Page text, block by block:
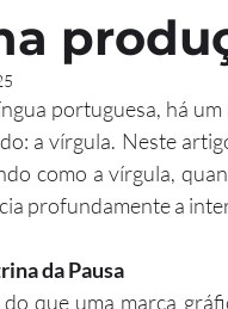
portuguesa, há
a vírgula. Neste
como a vírgula,
profundamente a
da Pausa
que uma marca